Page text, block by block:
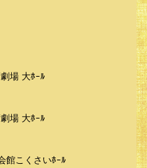
場 大ﾎｰﾙ
場 大ﾎｰﾙ
館こくさいﾎｰﾙ